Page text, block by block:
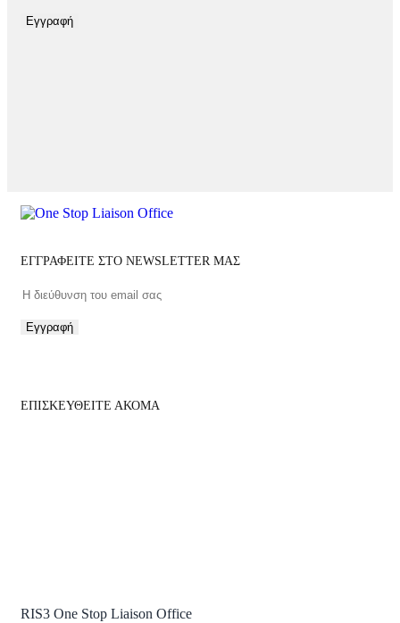
Εγγραφή
ΕΓΓΡΑΦΕΙΤΕ ΣΤΟ NEWSLETTER ΜΑΣ
Εγγραφή
ΕΠΙΣΚΕΥΘΕΙΤΕ ΑΚΟΜΑ
RIS3 One Stop Liaison Office